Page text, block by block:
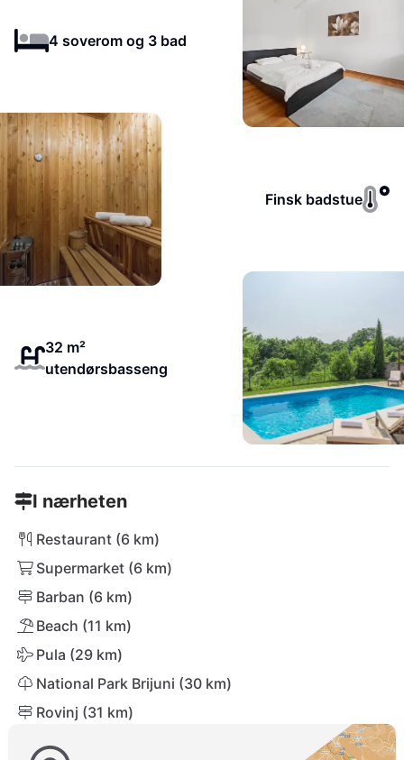
4 soverom og 3 bad
Finsk badstue
32 m²
utendørsbasseng
I nærheten
Restaurant (6 km)
Supermarket (6 km)
Barban (6 km)
Beach (11 km)
Pula (29 km)
National Park Brijuni (30 km)
Rovinj (31 km)